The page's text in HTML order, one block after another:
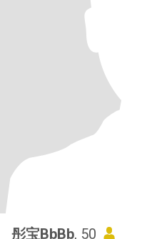
彤宝BbBb, 50